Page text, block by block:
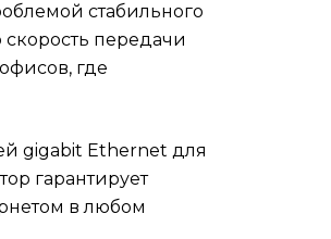
стабильного
передачи
где
gigabit Ethernet для
гарантирует
в любом